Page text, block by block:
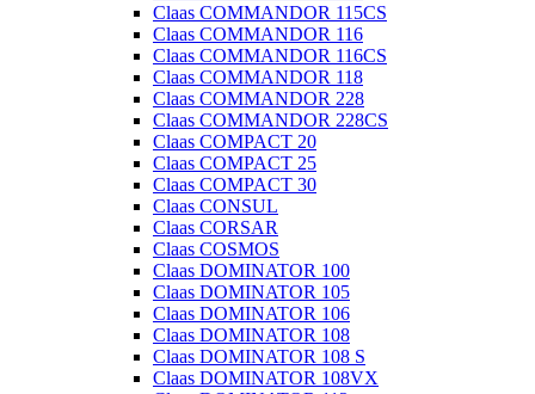
Claas COMMANDOR 115CS
Claas COMMANDOR 116
Claas COMMANDOR 116CS
Claas COMMANDOR 118
Claas COMMANDOR 228
Claas COMMANDOR 228CS
Claas COMPACT 20
Claas COMPACT 25
Claas COMPACT 30
Claas CONSUL
Claas CORSAR
Claas COSMOS
Claas DOMINATOR 100
Claas DOMINATOR 105
Claas DOMINATOR 106
Claas DOMINATOR 108
Claas DOMINATOR 108 S
Claas DOMINATOR 108VX